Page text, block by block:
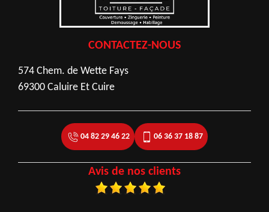
CONTACTEZ-NOUS
574 Chem. de Wette Fays
69300 Caluire Et Cuire
04 82 29 46 22 06 36 37 18 87
Avis de nos clients